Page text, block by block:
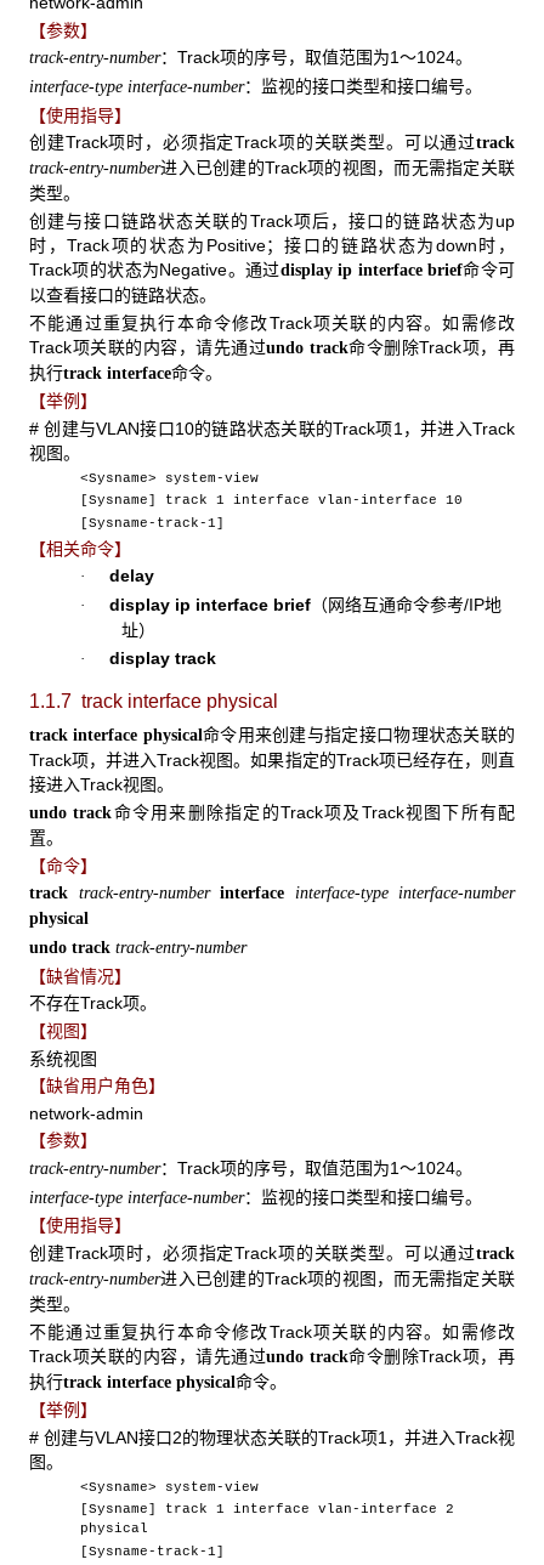
【参数】
track-entry-number：Track项的序号，取值范围为1～1024。
interface-type interface-number：监视的接口类型和接口编号。
【使用指导】
创建Track项时，必须指定Track项的关联类型。可以通过track
track-entry-number进入已创建的Track项的视图，而无需指定关联
类型。
创建与接口链路状态关联的Track项后，接口的链路状态为up
时，Track项的状态为Positive；接口的链路状态为down时，
Track项的状态为Negative。通过display ip interface brief命令可
以查看接口的链路状态。
不能通过重复执行本命令修改Track项关联的内容。如需修改
Track项关联的内容，请先通过undo track命令删除Track项，再
执行track interface命令。
【举例】
# 创建与VLAN接口10的链路状态关联的Track项1，并进入Track
视图。
<Sysname> system-view
[Sysname] track 1 interface vlan-interface 10
[Sysname-track-1]
【相关命令】
· delay
· display ip interface brief（网络互通命令参考/IP地
址）
· display track
1.1.7 track interface physical
track interface physical命令用来创建与指定接口物理状态关联的
Track项，并进入Track视图。如果指定的Track项已经存在，则直
接进入Track视图。
undo track命令用来删除指定的Track项及Track视图下所有配
置。
【命令】
track track-entry-number interface interface-type interface-number
physical
undo track track-entry-number
【缺省情况】
不存在Track项。
【视图】
系统视图
【缺省用户角色】
network-admin
【参数】
track-entry-number：Track项的序号，取值范围为1～1024。
interface-type interface-number：监视的接口类型和接口编号。
【使用指导】
创建Track项时，必须指定Track项的关联类型。可以通过track
track-entry-number进入已创建的Track项的视图，而无需指定关联
类型。
不能通过重复执行本命令修改Track项关联的内容。如需修改
Track项关联的内容，请先通过undo track命令删除Track项，再
执行track interface physical 命令。
【举例】
# 创建与VLAN接口2的物理状态关联的Track项1，并进入Track视
图。
<Sysname> system-view
[Sysname] track 1 interface vlan-interface 2
physical
[Sysname-track-1]